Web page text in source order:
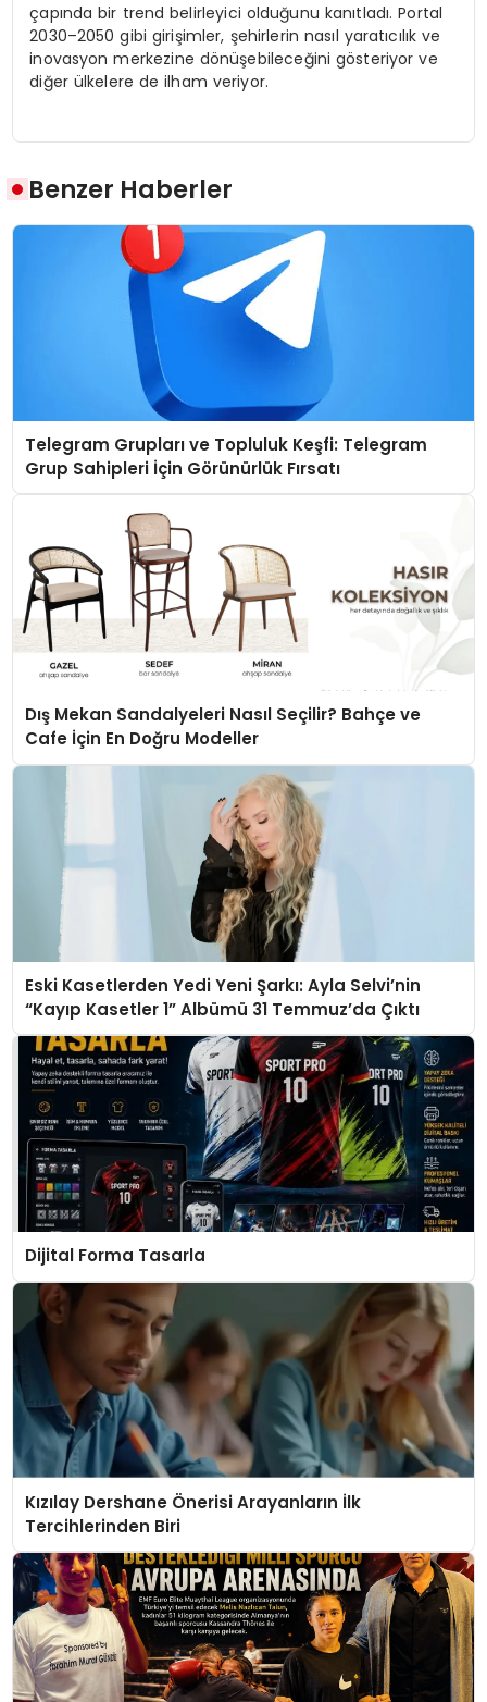
çapında bir trend belirleyici olduğunu kanıtladı. Portal
2030–2050 gibi girişimler, şehirlerin nasıl yaratıcılık ve
inovasyon merkezine dönüşebileceğini gösteriyor ve
diğer ülkelere de ilham veriyor.
Benzer Haberler
Telegram Grupları ve Topluluk Keşfi: Telegram
Grup Sahipleri İçin Görünürlük Fırsatı
Dış Mekan Sandalyeleri Nasıl Seçilir? Bahçe ve
Cafe İçin En Doğru Modeller
Eski Kasetlerden Yedi Yeni Şarkı: Ayla Selvi’nin
“Kayıp Kasetler 1” Albümü 31 Temmuz’da Çıktı
Dijital Forma Tasarla
Kızılay Dershane Önerisi Arayanların İlk
Tercihlerinden Biri